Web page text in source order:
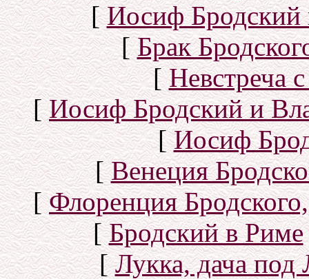
[Иосиф Бродский
[Брак
[Невстреча
[Иосиф Бродский и
[Иосиф
[Венеция
[Флоренция
[Бродский в Риме
[Лукка, дача под